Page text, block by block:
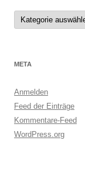
Kategorien
META
Anmelden
Feed der Einträge
Kommentare-Feed
WordPress.org